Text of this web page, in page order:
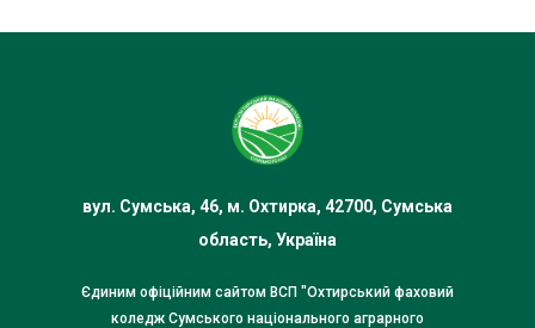
вул. Сумська, 46, м. Охтирка, 42700, Сумська
область, Україна
Єдиним офіційним сайтом ВСП "Охтирський фаховий
коледж Сумського національного аграрного